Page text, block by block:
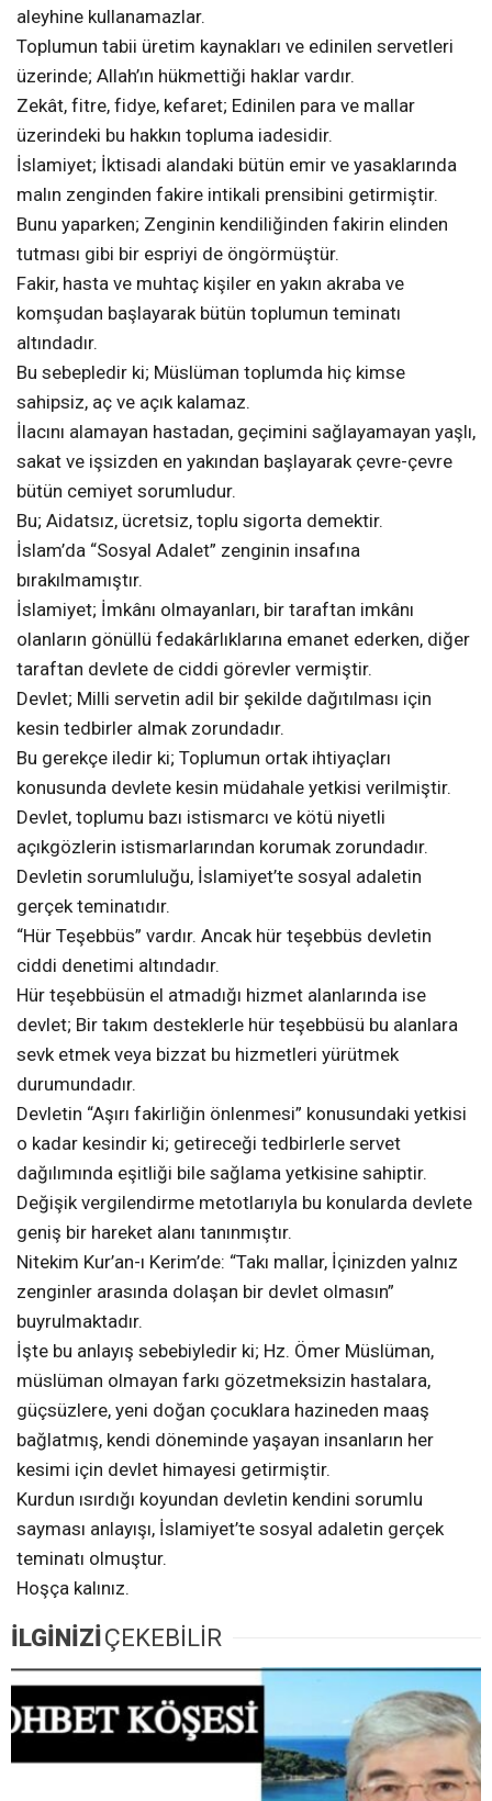
aleyhine kullanamazlar.
Toplumun tabii üretim kaynakları ve edinilen servetleri
üzerinde; Allah’ın hükmettiği haklar vardır.
Zekât, fitre, fidye, kefaret; Edinilen para ve mallar
üzerindeki bu hakkın topluma iadesidir.
İslamiyet; İktisadi alandaki bütün emir ve yasaklarında
malın zenginden fakire intikali prensibini getirmiştir.
Bunu yaparken; Zenginin kendiliğinden fakirin elinden
tutması gibi bir espriyi de öngörmüştür.
Fakir, hasta ve muhtaç kişiler en yakın akraba ve
komşudan başlayarak bütün toplumun teminatı
altındadır.
Bu sebepledir ki; Müslüman toplumda hiç kimse
sahipsiz, aç ve açık kalamaz.
İlacını alamayan hastadan, geçimini sağlayamayan yaşlı,
sakat ve işsizden en yakından başlayarak çevre-çevre
bütün cemiyet sorumludur.
Bu; Aidatsız, ücretsiz, toplu sigorta demektir.
İslam’da “Sosyal Adalet” zenginin insafına
bırakılmamıştır.
İslamiyet; İmkânı olmayanları, bir taraftan imkânı
olanların gönüllü fedakârlıklarına emanet ederken, diğer
taraftan devlete de ciddi görevler vermiştir.
Devlet; Milli servetin adil bir şekilde dağıtılması için
kesin tedbirler almak zorundadır.
Bu gerekçe iledir ki; Toplumun ortak ihtiyaçları
konusunda devlete kesin müdahale yetkisi verilmiştir.
Devlet, toplumu bazı istismarcı ve kötü niyetli
açıkgözlerin istismarlarından korumak zorundadır.
Devletin sorumluluğu, İslamiyet’te sosyal adaletin
gerçek teminatıdır.
“Hür Teşebbüs” vardır. Ancak hür teşebbüs devletin
ciddi denetimi altındadır.
Hür teşebbüsün el atmadığı hizmet alanlarında ise
devlet; Bir takım desteklerle hür teşebbüsü bu alanlara
sevk etmek veya bizzat bu hizmetleri yürütmek
durumundadır.
Devletin “Aşırı fakirliğin önlenmesi” konusundaki yetkisi
o kadar kesindir ki; getireceği tedbirlerle servet
dağılımında eşitliği bile sağlama yetkisine sahiptir.
Değişik vergilendirme metotlarıyla bu konularda devlete
geniş bir hareket alanı tanınmıştır.
Nitekim Kur’an-ı Kerim’de: “Takı mallar, İçinizden yalnız
zenginler arasında dolaşan bir devlet olmasın”
buyrulmaktadır.
İşte bu anlayış sebebiyledir ki; Hz. Ömer Müslüman,
müslüman olmayan farkı gözetmeksizin hastalara,
güçsüzlere, yeni doğan çocuklara hazineden maaş
bağlatmış, kendi döneminde yaşayan insanların her
kesimi için devlet himayesi getirmiştir.
Kurdun ısırdığı koyundan devletin kendini sorumlu
sayması anlayışı, İslamiyet’te sosyal adaletin gerçek
teminatı olmuştur.
Hoşça kalınız.
İLGİNİZİÇEKEBİLİR